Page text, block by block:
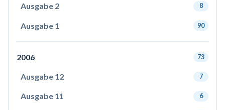
Ausgabe 2 8
Ausgabe 1 90
2006 73
Ausgabe 12 7
Ausgabe 11 6